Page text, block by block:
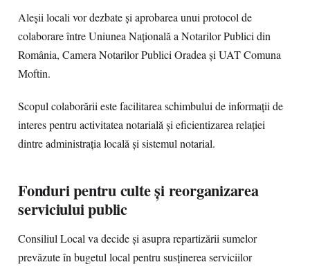
Aleșii locali vor dezbate și aprobarea unui protocol de
colaborare între Uniunea Națională a Notarilor Publici din
România, Camera Notarilor Publici Oradea și UAT Comuna
Moftin.
Scopul colaborării este facilitarea schimbului de informații de
interes pentru activitatea notarială și eficientizarea relației
dintre administrația locală și sistemul notarial.
Fonduri pentru culte și reorganizarea
serviciului public
Consiliul Local va decide și asupra repartizării sumelor
prevăzute în bugetul local pentru susținerea serviciilor